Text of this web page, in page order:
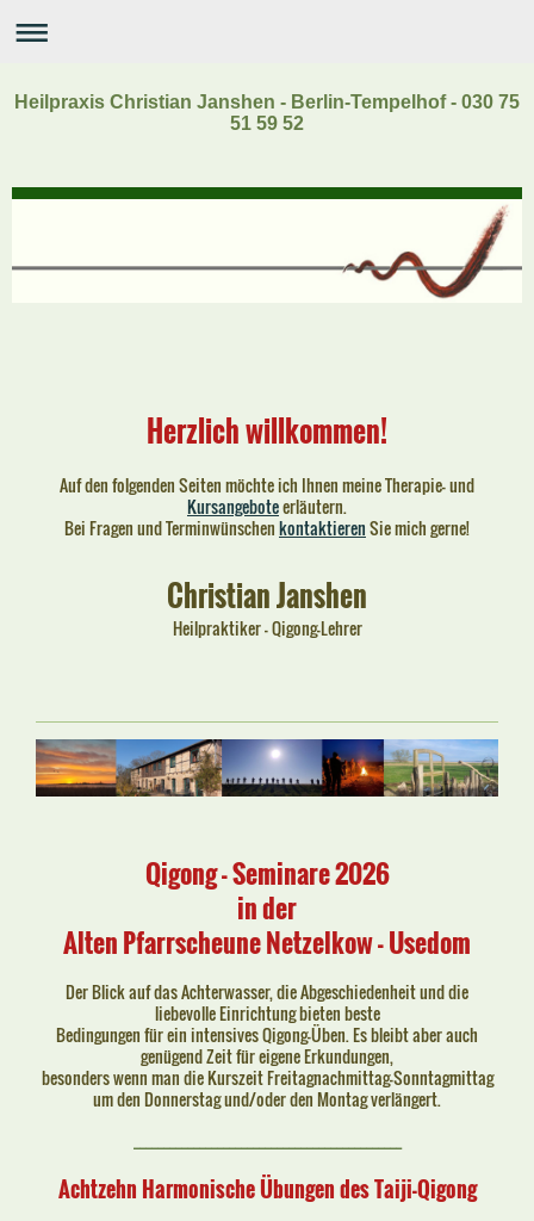
Heilpraxis Christian Janshen - Berlin-Tempelhof - 030 75
51 59 52
Herzlich willkommen!
Auf den folgenden Seiten möchte ich Ihnen meine Therapie- und
Kursangeboteerläutern.
Bei Fragen und TerminwünschenkontaktierenSie mich gerne!
Christian Janshen
Heilpraktiker - Qigong-Lehrer
Qigong - Seminare 2026
in der
Alten Pfarrscheune Netzelkow - Usedom
Der Blick auf das Achterwasser, die Abgeschiedenheit und die
liebevolle Einrichtung bieten beste
Bedingungen für ein intensives Qigong-Üben. Es bleibt aber auch
genügend Zeit für eigene Erkundungen,
besonders wenn man die Kurszeit Freitagnachmittag-Sonntagmittag
um den Donnerstag und/oder den Montag verlängert.
_____________________________________________
Achtzehn Harmonische Übungen des Taiji-Qigong